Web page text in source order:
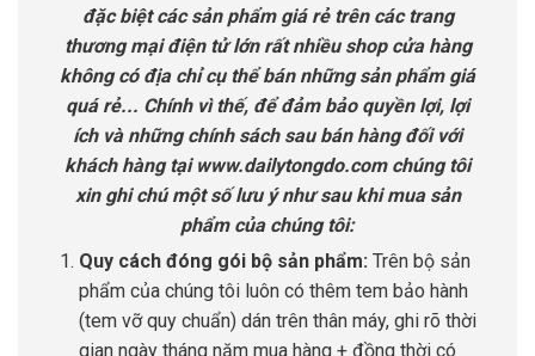
đặc biệt các sản phẩm giá rẻ trên các trang
thương mại điện tử lớn rất nhiều shop cửa hàng
không có địa chỉ cụ thể bán những sản phẩm giá
quá rẻ... Chính vì thế, để đảm bảo quyền lợi, lợi
ích và những chính sách sau bán hàng đối với
khách hàng tại www.dailytongdo.com chúng tôi
xin ghi chú một số lưu ý như sau khi mua sản
phẩm của chúng tôi:
Quy cách đóng gói bộ sản phẩm: Trên bộ sản
phẩm của chúng tôi luôn có thêm tem bảo hành
(tem vỡ quy chuẩn) dán trên thân máy, ghi rõ thời
gian ngày tháng năm mua hàng + đồng thời có